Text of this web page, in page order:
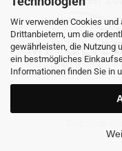
Wir verwenden Cookies
Drittanbietern, um die
gewährleisten, die Nutzung
ein bestmögliches
Informationen finden Sie in